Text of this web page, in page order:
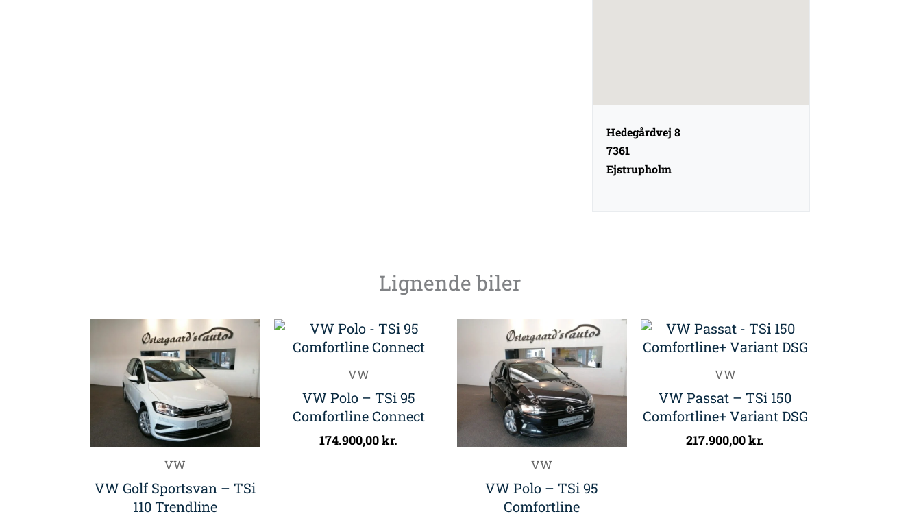
Hedegårdvej 8
7361
Ejstrupholm
Lignende biler
VW
VW Golf Sportsvan – TSi
110 Trendline
VW
VW Polo – TSi 95
Comfortline Connect
174.900,00kr.
VW
VW Polo – TSi 95
Comfortline
VW
VW Passat – TSi 150
Comfortline+ Variant DSG
217.900,00kr.